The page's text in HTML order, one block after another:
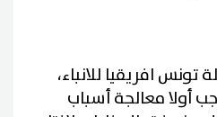
افريقيا للانباء،
أولا معالجة أسباب